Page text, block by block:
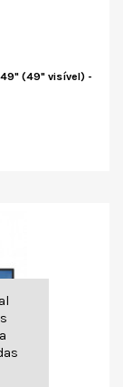
49" (49" visível) -